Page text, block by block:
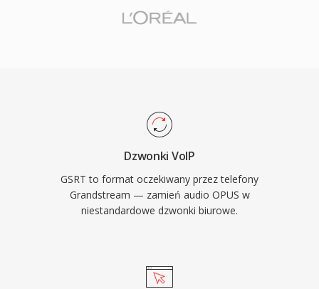
Dzwonki VoIP
GSRT to format oczekiwany przez telefony
Grandstream — zamień audio OPUS w
niestandardowe dzwonki biurowe.